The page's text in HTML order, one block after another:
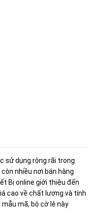
sử dụng rộng rãi trong
nhiều nơi bán hàng
Bị online giới thiệu đến
cao về chất lượng và tính
mã, bộ cờ lê này